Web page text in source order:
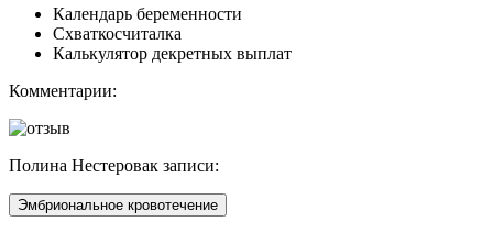
Календарь беременности
Схваткосчиталка
Калькулятор декретных выплат
Комментарии:
Полина Нестеровак записи:
Эмбриональное кровотечение